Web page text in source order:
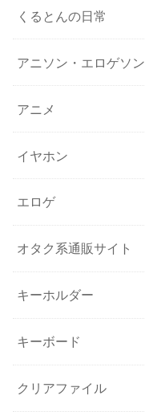
くるとんの日常
アニソン・エロゲソン
アニメ
イヤホン
エロゲ
オタク系通販サイト
キーホルダー
キーボード
クリアファイル